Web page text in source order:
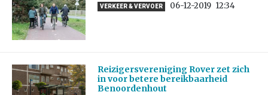
VERKEER & VERVOER 06-12-2019 12:34
Reizigersvereniging Rover zet zich
in voor betere bereikbaarheid
Benoordenhout